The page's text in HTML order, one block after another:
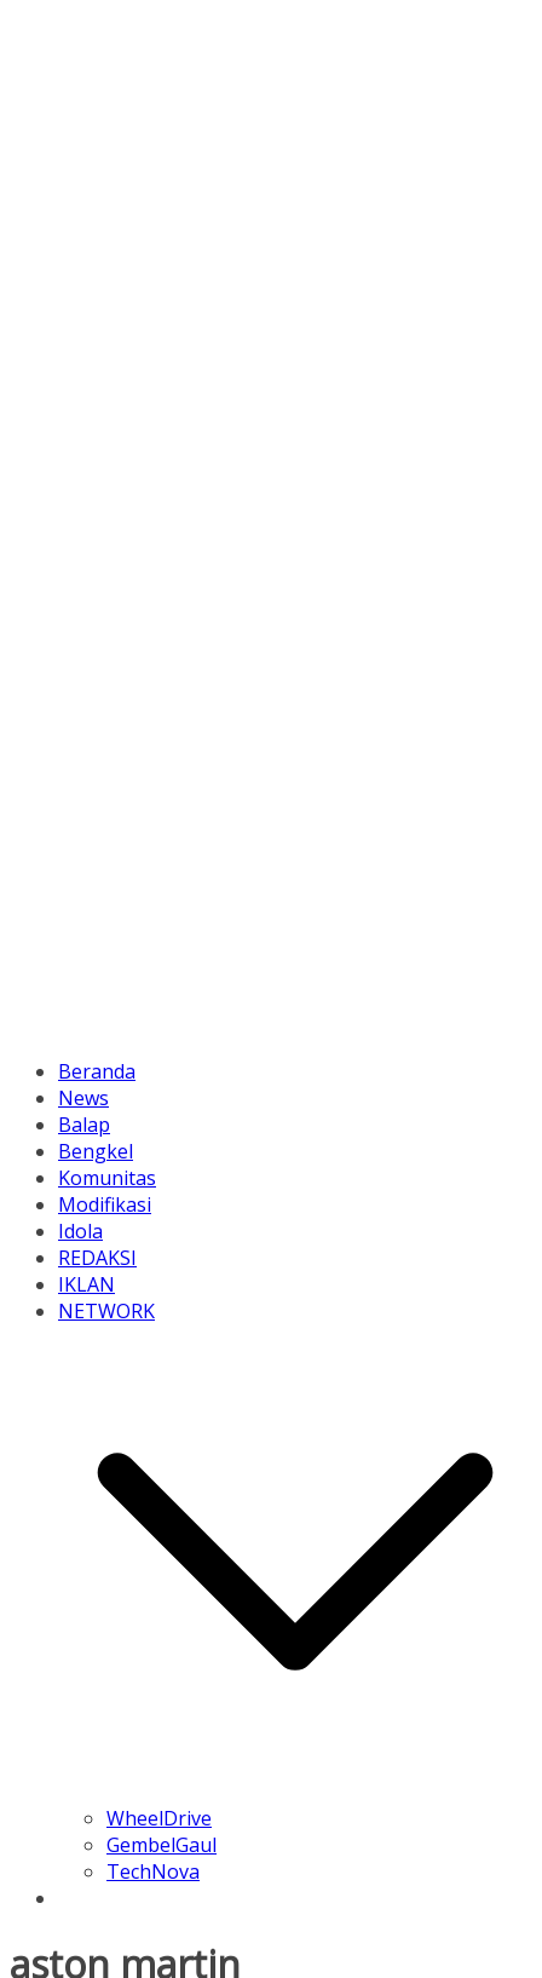
Beranda
News
Balap
Bengkel
Komunitas
Modifikasi
Idola
REDAKSI
IKLAN
NETWORK
WheelDrive
GembelGaul
TechNova
aston martin